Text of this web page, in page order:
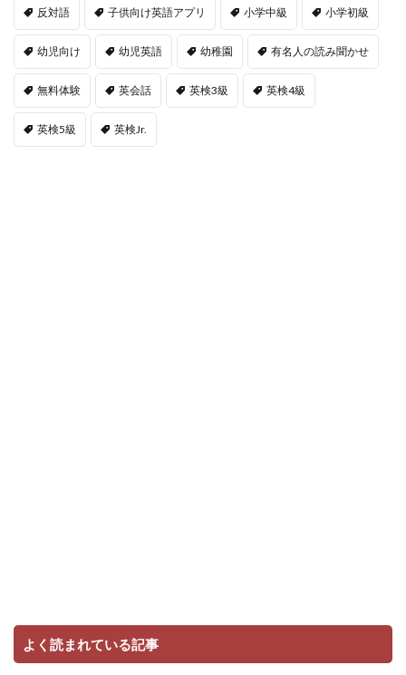
反対語 子供向け英語アプリ 小学中級 小学初級
幼児向け 幼児英語 幼稚園 有名人の読み聞かせ
無料体験 英会話 英検3級 英検4級
英検5級 英検Jr.
よく読まれている記事